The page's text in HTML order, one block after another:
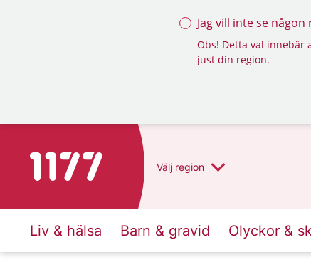
Jag vill inte se
Obs! Detta val
just din region.
Till startsidan för 1177 Välj region
Liv & hälsa Barn & gravid Olyckor &